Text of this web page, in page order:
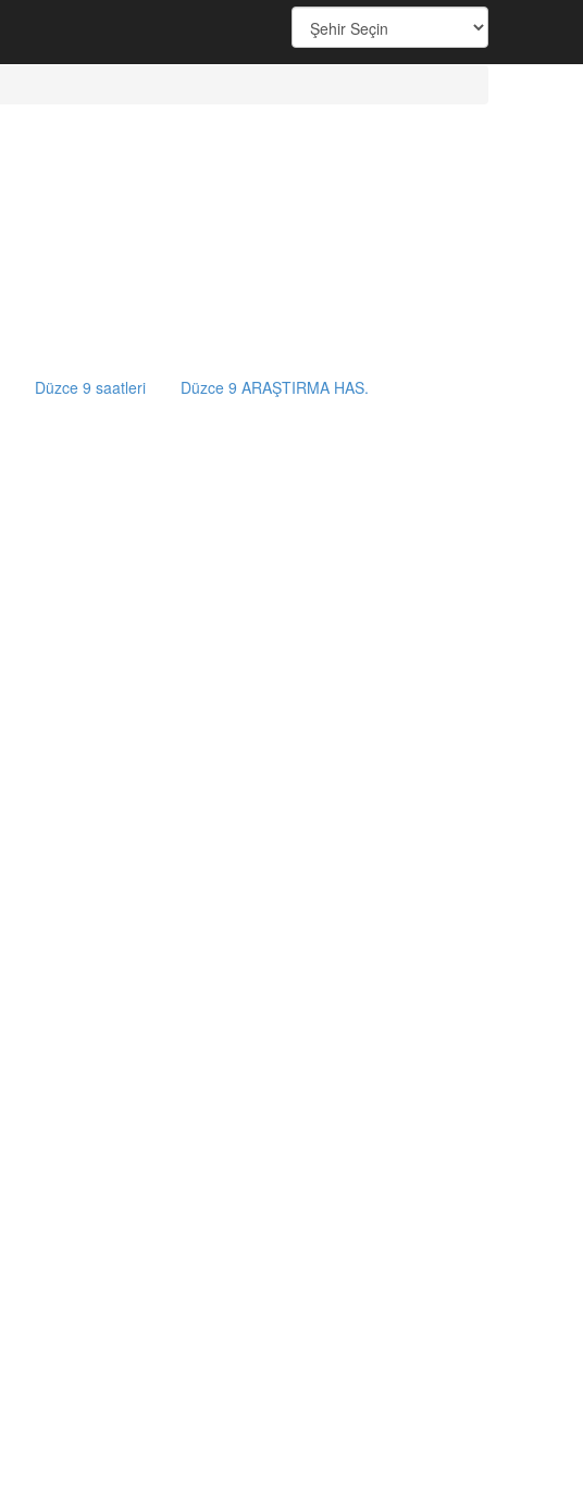
Düzce 9 saatleri
Düzce 9 ARAŞTIRMA HAS.